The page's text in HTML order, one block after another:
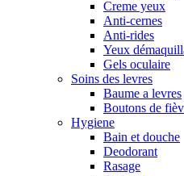
Creme yeux
Anti-cernes
Anti-rides
Yeux
Gels oculaire
Soins des levres
Baume a levres
Boutons de
Hygiene
Bain et douche
Deodorant
Rasage